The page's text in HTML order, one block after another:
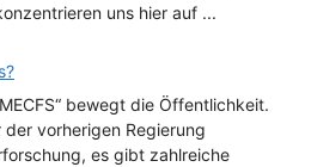
uns hier auf ...
bewegt die Öffentlichkeit.
der vorherigen Regierung
es gibt zahlreiche